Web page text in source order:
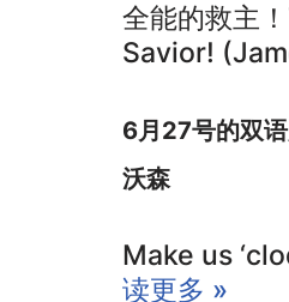
全能的救主
Savior!
6月27号的双语
沃森
Make us
读更多 »